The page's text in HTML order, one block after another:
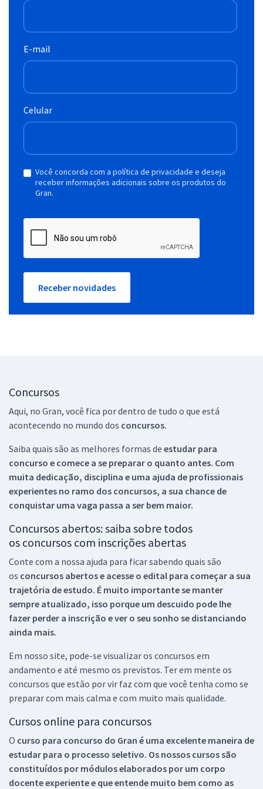
E-mail
Celular
Você concorda com a política de privacidade e deseja
receber informações adicionais sobre os produtos do
Gran.
Receber novidades
Concursos
Aqui, no Gran, você fica por dentro de tudo o que está
acontecendo no mundo dos concursos.
Saiba quais são as melhores formas de estudar para
concurso e comece a se preparar o quanto antes. Com
muita dedicação, disciplina e uma ajuda de profissionais
experientes no ramo dos concursos, a sua chance de
conquistar uma vaga passa a ser bem maior.
Concursos abertos: saiba sobre todos
os concursos com inscrições abertas
Conte com a nossa ajuda para ficar sabendo quais são
os concursos abertos e acesse o edital para começar a sua
trajetória de estudo. É muito importante se manter
sempre atualizado, isso porque um descuido pode lhe
fazer perder a inscrição e ver o seu sonho se distanciando
ainda mais.
Em nosso site, pode-se visualizar os concursos em
andamento e até mesmo os previstos. Ter em mente os
concursos que estão por vir faz com que você tenha como se
preparar com mais calma e com muito mais qualidade.
Cursos online para concursos
O curso para concurso do Gran é uma excelente maneira de
estudar para o processo seletivo. Os nossos cursos são
constituídos por módulos elaborados por um corpo
docente experiente e que entende muito bem como as